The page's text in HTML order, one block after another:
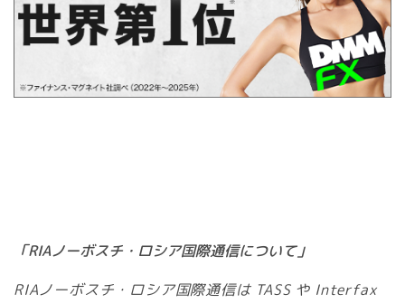
「RIAノーボスチ・ロシア国際通信について」
RIAノーボスチ・ロシア国際通信は TASS や Interfax